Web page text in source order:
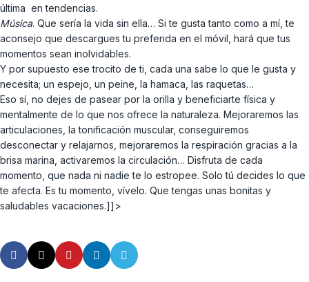
última en tendencias.
Música. Que sería la vida sin ella… Si te gusta tanto como a mí, te
aconsejo que descargues tu preferida en el móvil, hará que tus
momentos sean inolvidables.
Y por supuesto ese trocito de ti, cada una sabe lo que le gusta y
necesita; un espejo, un peine, la hamaca, las raquetas…
Eso sí, no dejes de pasear por la orilla y beneficiarte física y
mentalmente de lo que nos ofrece la naturaleza. Mejoraremos las
articulaciones, la tonificación muscular, conseguiremos
desconectar y relajarnos, mejoraremos la respiración gracias a la
brisa marina, activaremos la circulación… Disfruta de cada
momento, que nada ni nadie te lo estropee. Solo tú decides lo que
te afecta. Es tu momento, vívelo. Que tengas unas bonitas y
saludables vacaciones.]]>